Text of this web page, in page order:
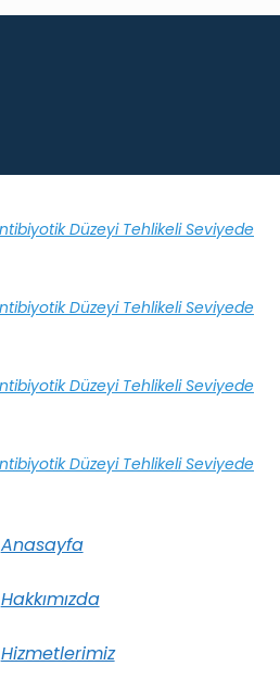
Anasayfa
Hakkımızda
Hizmetlerimiz